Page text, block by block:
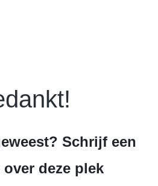
Schrijf een
over deze plek